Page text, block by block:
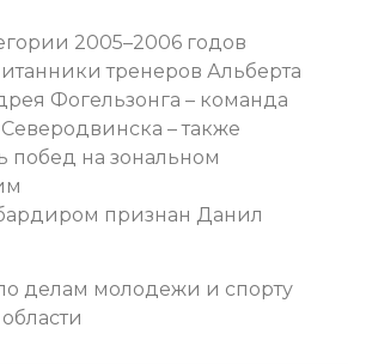
2005–2006 годов
тренеров Альберта
Фогельзонга – команда
– также
побед на зональном
признан Данил
делам молодежи и спорту